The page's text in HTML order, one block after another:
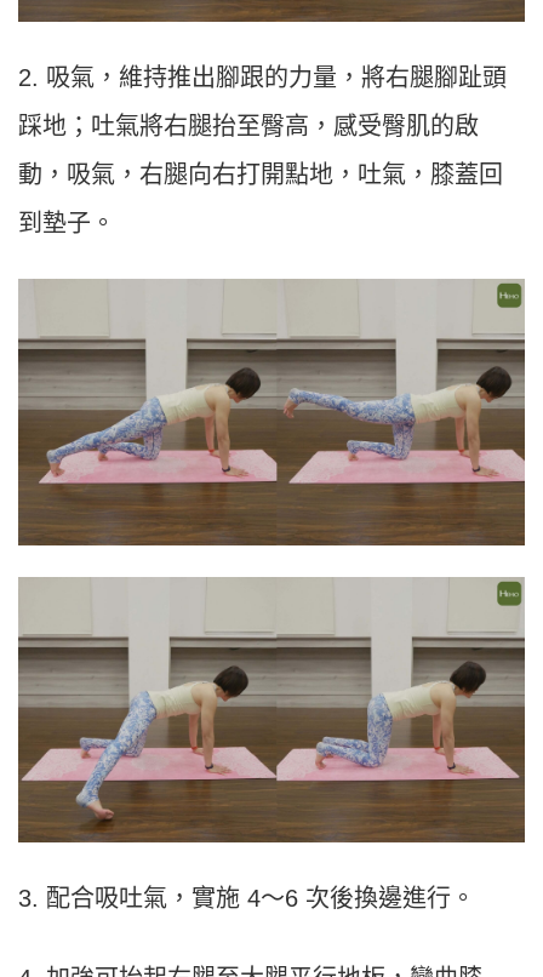
2. 吸氣，維持推出腳跟的力量，將右腿腳趾頭
踩地；吐氣將右腿抬至臀高，感受臀肌的啟
動，吸氣，右腿向右打開點地，吐氣，膝蓋回
到墊子。
3. 配合吸吐氣，實施 4～6 次後換邊進行。